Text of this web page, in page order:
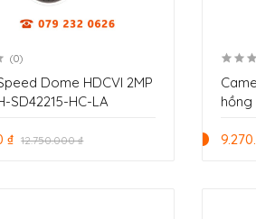
(0)
Dome HDCVI 2MP
SD42215-HC-LA
₫ 12.750.000 ₫
hồng